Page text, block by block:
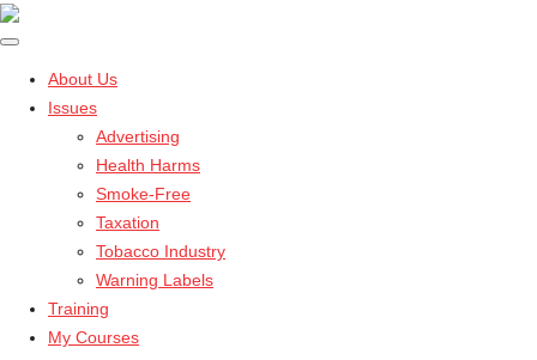
About Us
Issues
Advertising
Health Harms
Smoke-Free
Taxation
Tobacco Industry
Warning Labels
Training
My Courses